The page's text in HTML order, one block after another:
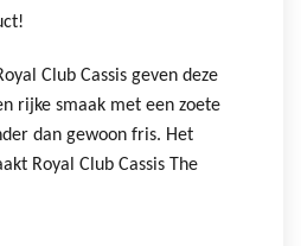
Club Cassis geven deze
rijke smaak met een zoete
dan gewoon fris. Het
Royal Club Cassis The